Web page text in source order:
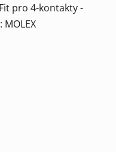
pro 4-kontakty -